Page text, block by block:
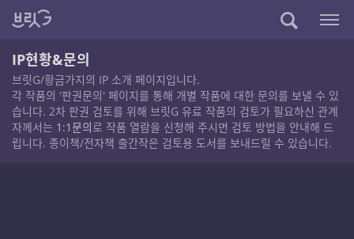
IP현황&문의
브릿G/황금가지의 IP 소개 페이지입니다.
각 작품의 '판권문의' 페이지를 통해 개별 작품에 대한 문의를 보낼 수 있
습니다. 2차 판권 검토를 위해 브릿G 유료 작품의 검토가 필요하신 관계
자께서는 1:1문의로 작품 열람을 신청해 주시면 검토 방법을 안내해 드
립니다. 종이책/전자책 출간작은 검토용 도서를 보내드릴 수 있습니다.